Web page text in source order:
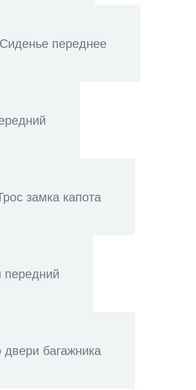
Сиденье переднее
замка капота
передний
двери багажника